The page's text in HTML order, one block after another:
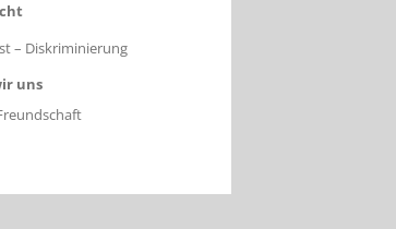
– Diskriminierung
uns